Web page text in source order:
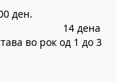
ден.
дена
рок од 1 до 3